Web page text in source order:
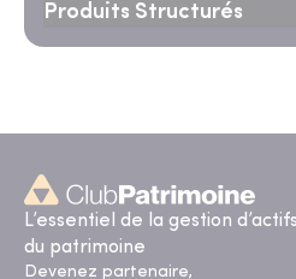
Produits Structurés
L’essentiel de la gestion
du patrimoine
Devenez partenaire,